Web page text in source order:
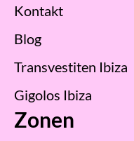
Kontakt
Blog
Transvestiten Ibiza
Gigolos Ibiza
Zonen